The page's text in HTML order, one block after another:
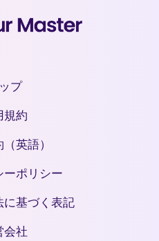
プ
規約
英語）
ーポリシー
基づく表記
会社